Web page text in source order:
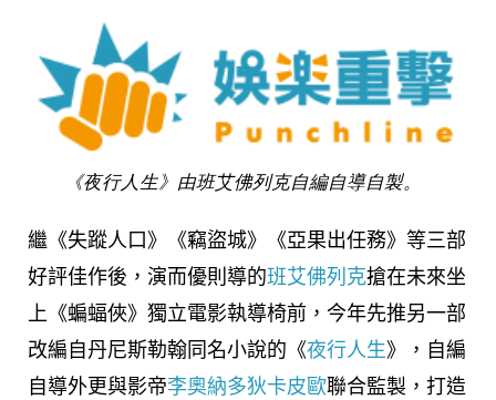
《夜行人生》由班艾佛列克自編自導自製。
繼《失蹤人口》《竊盜城》《亞果出任務》等三部
好評佳作後，演而優則導的班艾佛列克搶在未來坐
上《蝙蝠俠》獨立電影執導椅前，今年先推另一部
改編自丹尼斯勒翰同名小說的《夜行人生》，自編
自導外更與影帝李奧納多狄卡皮歐聯合監製，打造